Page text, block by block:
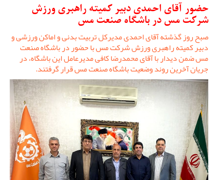
حضور آقای احمدی دبیر کمیته راهبری ورزش
شرکت مس در باشگاه صنعت مس
صبح روز گذشته آقای احمدی مدیرکل تربیت بدنی و اماکن ورزشی و
دبیر کمیته راهبری ورزش شرکت مس با حضور در باشگاه صنعت
مس ضمن دیدار با آقای محمدرضا کافی مدیرعامل این باشگاه، در
جریان آخرین روند وضعیت باشگاه صنعت مس قرار گرفتند.